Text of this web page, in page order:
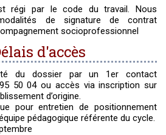
régi par le code du travail. Nous
de signature de contrat
socioprofessionnel
d'accès
du dossier par un 1er contact
50 04 ou accès via inscription sur
d’origine.
pour entretien de positionnement
pédagogique référente du cycle.